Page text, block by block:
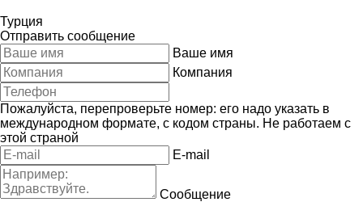
Турция
Отправить сообщение
Ваше имя
Компания
Пожалуйста, перепроверьте номер: его надо указать в
международном формате, с кодом страны. Не работаем с
этой страной
E-mail
Сообщение